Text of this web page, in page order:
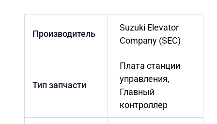
Производитель
Suzuki Elevator
Company (SEC)
Тип запчасти
Плата станции
управления,
Главный
контроллер